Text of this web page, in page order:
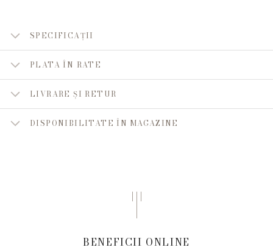
SPECIFICAȚII
PLATA ÎN RATE
LIVRARE ȘI RETUR
DISPONIBILITATE ÎN MAGAZINE
BENEFICII ONLINE